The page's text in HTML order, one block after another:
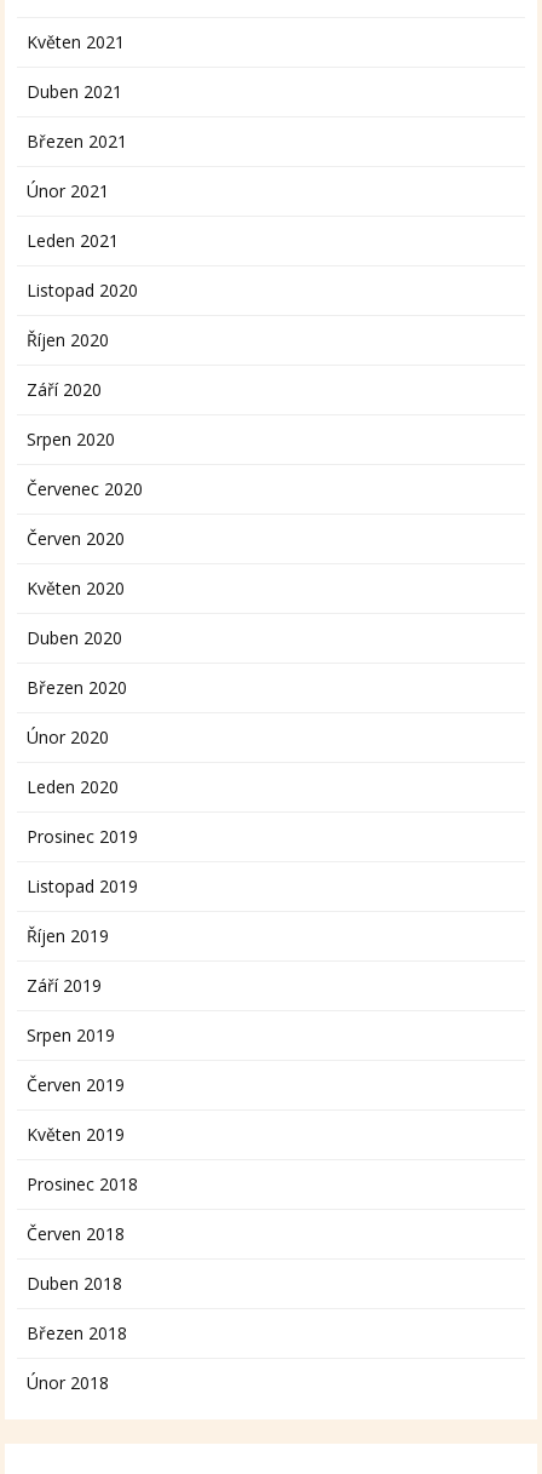
Květen 2021
Duben 2021
Březen 2021
Únor 2021
Leden 2021
Listopad 2020
Říjen 2020
Září 2020
Srpen 2020
Červenec 2020
Červen 2020
Květen 2020
Duben 2020
Březen 2020
Únor 2020
Leden 2020
Prosinec 2019
Listopad 2019
Říjen 2019
Září 2019
Srpen 2019
Červen 2019
Květen 2019
Prosinec 2018
Červen 2018
Duben 2018
Březen 2018
Únor 2018